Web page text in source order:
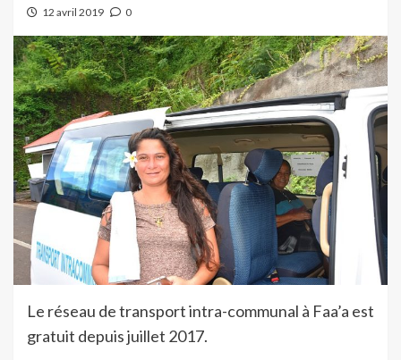
12 avril 2019 0
Le réseau de transport intra-communal à Faa’a est
gratuit depuis juillet 2017.